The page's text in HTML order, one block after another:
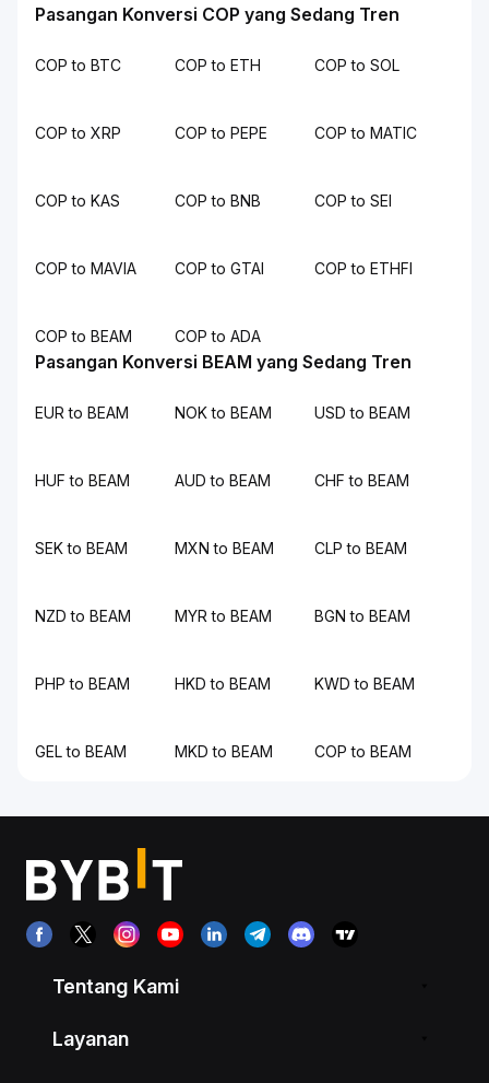
Pasangan Konversi COP yang Sedang Tren
COP to BTC COP to ETH COP to SOL
COP to XRP COP to PEPE COP to MATIC
COP to KAS COP to BNB COP to SEI
COP to MAVIA COP to GTAI COP to ETHFI
COP to BEAM COP to ADA
Pasangan Konversi BEAM yang Sedang Tren
EUR to BEAM NOK to BEAM USD to BEAM
HUF to BEAM AUD to BEAM CHF to BEAM
SEK to BEAM MXN to BEAM CLP to BEAM
NZD to BEAM MYR to BEAM BGN to BEAM
PHP to BEAM HKD to BEAM KWD to BEAM
GEL to BEAM MKD to BEAM COP to BEAM
Tentang Kami
Layanan